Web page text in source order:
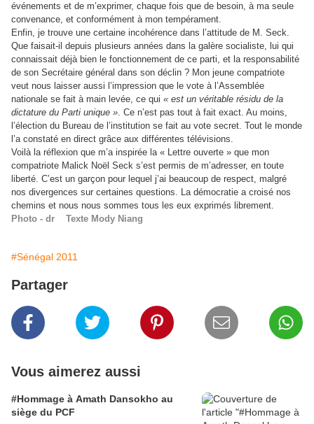
événements et de m’exprimer, chaque fois que de besoin, à ma seule
convenance, et conformément à mon tempérament.
Enfin, je trouve une certaine incohérence dans l’attitude de M. Seck.
Que faisait-il depuis plusieurs années dans la galère socialiste, lui qui
connaissait déjà bien le fonctionnement de ce parti, et la responsabilité
de son Secrétaire général dans son déclin ? Mon jeune compatriote
veut nous laisser aussi l’impression que le vote à l’Assemblée
nationale se fait à main levée, ce qui « est un véritable résidu de la
dictature du Parti unique ». Ce n’est pas tout à fait exact. Au moins,
l’élection du Bureau de l’institution se fait au vote secret. Tout le monde
l’a constaté en direct grâce aux différentes télévisions.
Voilà la réflexion que m’a inspirée la « Lettre ouverte » que mon
compatriote Malick Noël Seck s’est permis de m’adresser, en toute
liberté. C’est un garçon pour lequel j’ai beaucoup de respect, malgré
nos divergences sur certaines questions. La démocratie a croisé nos
chemins et nous nous sommes tous les eux exprimés librement.
Photo - dr Texte Mody Niang
#Sénégal 2011
Partager
Vous aimerez aussi
#Hommage à Amath Dansokho au
siège du PCF